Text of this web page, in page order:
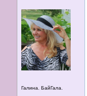
Галина. БайГала.